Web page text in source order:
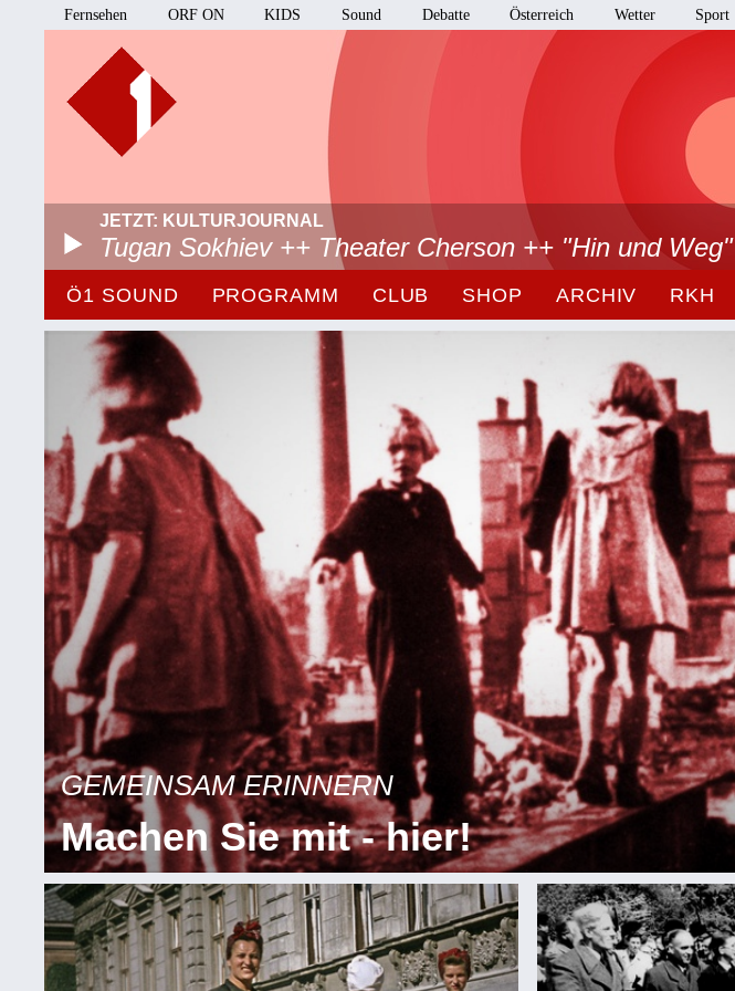
Fernsehen ORF ON KIDS Sound Debatte Österreich Wetter Sport
JETZT: KULTURJOURNAL
Tugan Sokhiev ++ Theater Cherson ++ "Hin und Weg"
Ö1 SOUND PROGRAMM CLUB SHOP ARCHIV RKH
GEMEINSAM ERINNERN
Machen Sie mit - hier!